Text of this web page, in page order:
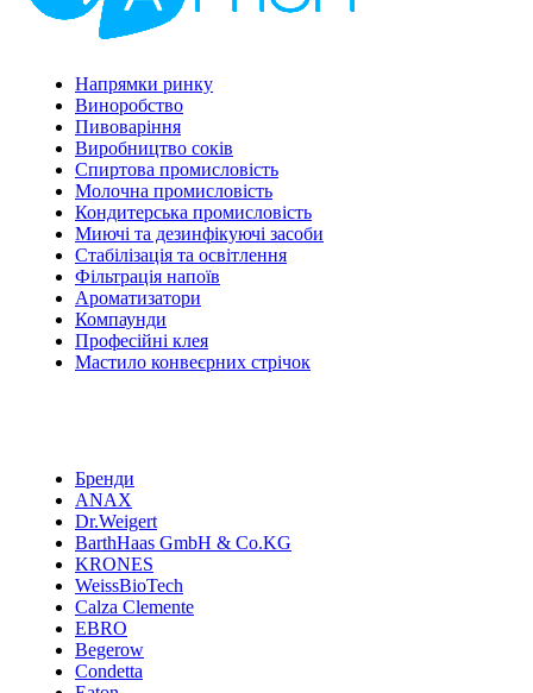
Напрямки ринку
Виноробство
Пивоваріння
Виробництво соків
Спиртова промисловість
Молочна промисловість
Кондитерська промисловість
Миючі та дезинфікуючі засоби
Стабілізація та освітлення
Фільтрація напоїв
Ароматизатори
Компаунди
Професійні клея
Мастило конвеєрних стрічок
Бренди
ANAX
Dr.Weigert
BarthHaas GmbH & Co.KG
KRONES
WeissBioTech
Calza Clemente
EBRO
Begerow
Condetta